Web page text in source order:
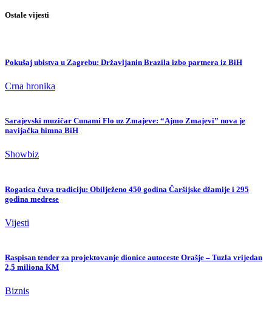
Ostale vijesti
Pokušaj ubistva u Zagrebu: Državljanin Brazila izbo partnera iz BiH
Crna hronika
Sarajevski muzičar Cunami Flo uz Zmajeve: “Ajmo Zmajevi” nova je
navijačka himna BiH
Showbiz
Rogatica čuva tradiciju: Obilježeno 450 godina Čaršijske džamije i 295
godina medrese
Vijesti
Raspisan tender za projektovanje dionice autoceste Orašje – Tuzla vrijedan
2,5 miliona KM
Biznis